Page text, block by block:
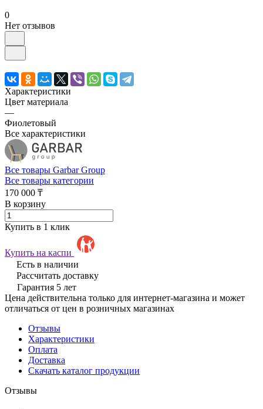
0
Нет отзывов
Характеристики
Цвет материала
—
Фиолетовый
Все характеристики
Все товары Garbar Group
Все товары категории
170 000 ₸
В корзину
Купить в 1 клик
Купить на каспи
Есть в наличии
Рассчитать доставку
Гарантия 5 лет
Цена действительна только для интернет-магазина и может
отличаться от цен в розничных магазинах
Отзывы
Характеристики
Оплата
Доставка
Скачать каталог продукции
Отзывы